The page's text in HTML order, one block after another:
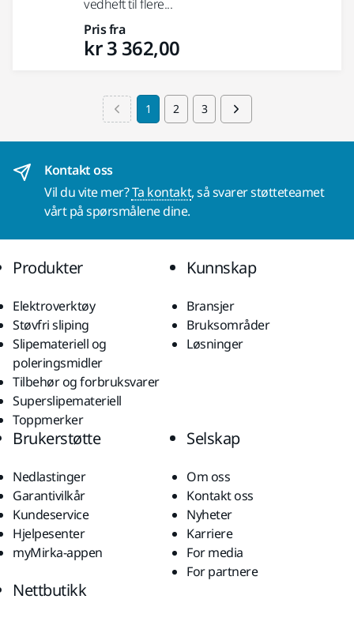
vedheft til flere...
Pris fra
kr 3 362,00
1 2 3
Kontakt oss
Vil du vite mer?Ta kontakt, så svarer støtteteamet
vårt på spørsmålene dine.
Produkter
Elektroverktøy
Støvfri sliping
Slipemateriell og
poleringsmidler
Tilbehør og forbruksvarer
Superslipemateriell
Toppmerker
Kunnskap
Bransjer
Bruksområder
Løsninger
Brukerstøtte
Nedlastinger
Garantivilkår
Kundeservice
Hjelpesenter
myMirka-appen
Selskap
Om oss
Kontakt oss
Nyheter
Karriere
For media
For partnere
Nettbutikk